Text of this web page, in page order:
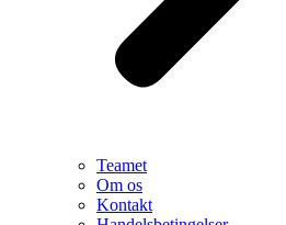
Teamet
Om os
Kontakt